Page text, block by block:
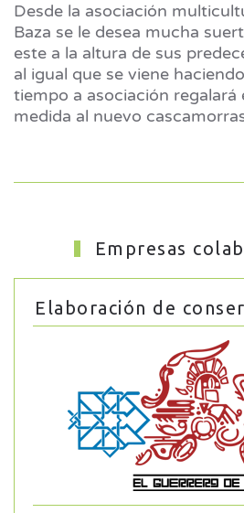
Desde la asociación
Baza se le desea mucha
este a la altura de sus
al igual que se viene
tiempo a asociación
medida al nuevo
Empresas
Elaboración de